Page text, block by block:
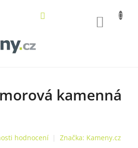
kamenná
hodnocení Značka: Kameny.cz